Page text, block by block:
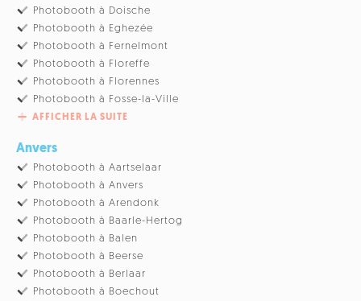
Photobooth à Doische
Photobooth à Eghezée
Photobooth à Fernelmont
Photobooth à Floreffe
Photobooth à Florennes
Photobooth à Fosse-la-Ville
AFFICHER LA SUITE
Anvers
Photobooth à Aartselaar
Photobooth à Anvers
Photobooth à Arendonk
Photobooth à Baarle-Hertog
Photobooth à Balen
Photobooth à Beerse
Photobooth à Berlaar
Photobooth à Boechout